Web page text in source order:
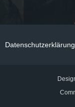
Datenschutzerklärung